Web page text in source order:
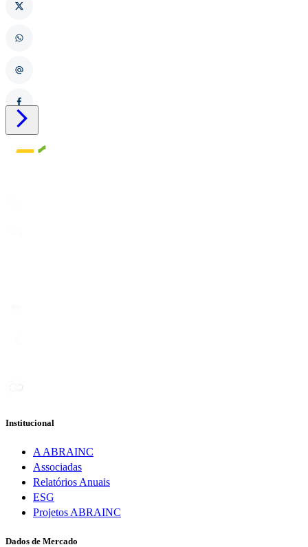

Institucional
A ABRAINC
Associadas
Relatórios Anuais
ESG
Projetos ABRAINC
Dados de Mercado